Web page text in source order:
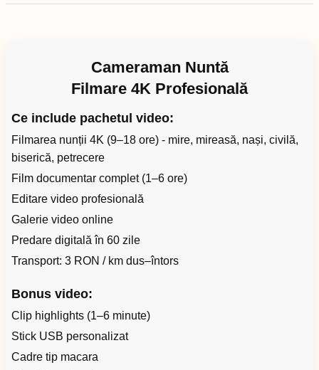
Cameraman Nuntă
Filmare 4K Profesională
Ce include pachetul video:
Filmarea nunții 4K (9–18 ore) - mire, mireasă, nași, civilă,
biserică, petrecere
Film documentar complet (1–6 ore)
Editare video profesională
Galerie video online
Predare digitală în 60 zile
Transport: 3 RON / km dus–întors
Bonus video:
Clip highlights (1–6 minute)
Stick USB personalizat
Cadre tip macara